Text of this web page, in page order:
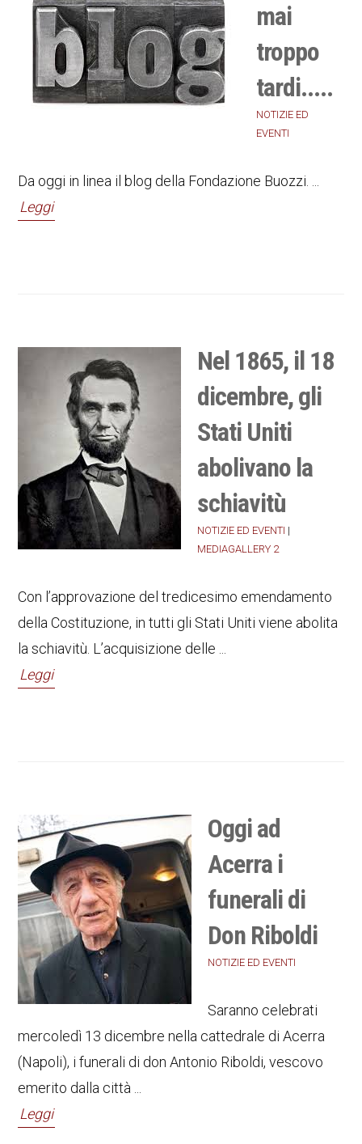
mai
troppo
tardi.....
NOTIZIE ED
EVENTI
Da oggi in linea il blog della Fondazione Buozzi. ...
Leggi
Nel 1865, il 18
dicembre, gli
Stati Uniti
abolivano la
schiavitù
NOTIZIE ED EVENTI |
MEDIAGALLERY 2
Con l’approvazione del tredicesimo emendamento
della Costituzione, in tutti gli Stati Uniti viene abolita
la schiavitù. L’acquisizione delle ...
Leggi
Oggi ad
Acerra i
funerali di
Don Riboldi
NOTIZIE ED EVENTI
Saranno celebrati
mercoledì 13 dicembre nella cattedrale di Acerra
(Napoli), i funerali di don Antonio Riboldi, vescovo
emerito dalla città ...
Leggi